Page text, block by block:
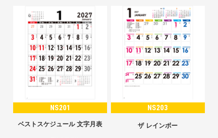
NS201
ベストスケジュール 文字月表
NS203
ザ レインボー